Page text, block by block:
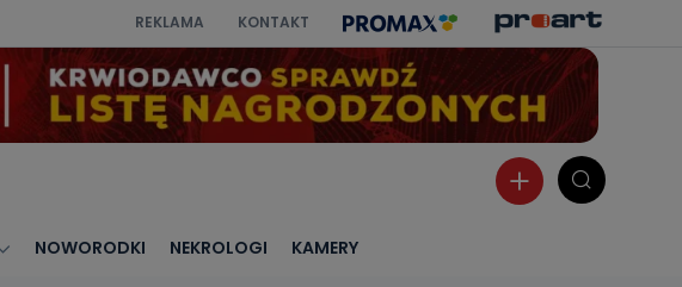
REKLAMA KONTAKT
NOWORODKI NEKROLOGI KAMERY